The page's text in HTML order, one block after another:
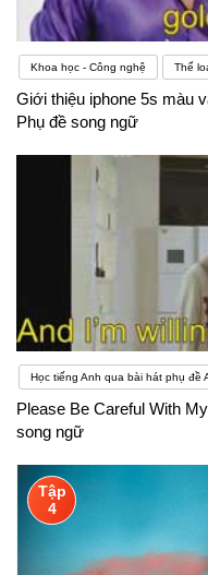
Khoa học - Công nghệ Thể
Giới thiệu iphone 5s màu
Phụ đề song ngữ
Học tiếng Anh qua bài hát phụ đề
Please Be Careful With
song ngữ
Tập
4